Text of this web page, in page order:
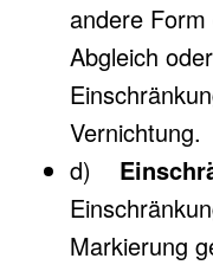
andere
Abgleich
Vernichtung.
d)
Markierung